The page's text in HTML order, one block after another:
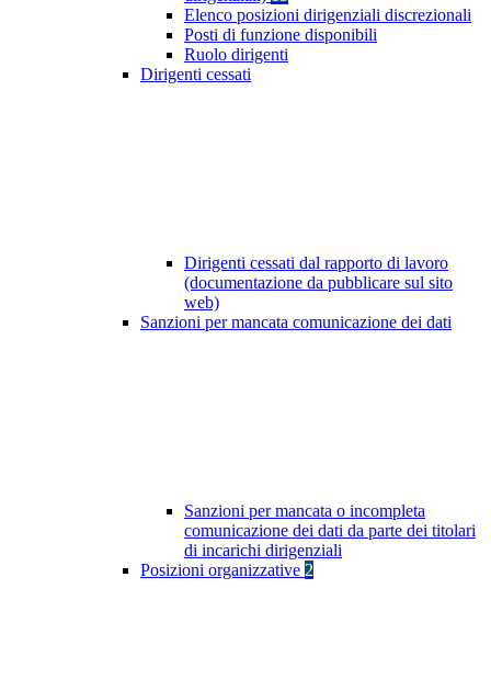
Elenco posizioni dirigenziali discrezionali
Posti di funzione disponibili
Ruolo dirigenti
Dirigenti cessati
Dirigenti cessati dal rapporto di lavoro
(documentazione da pubblicare sul sito
web)
Sanzioni per mancata comunicazione dei dati
Sanzioni per mancata o incompleta
comunicazione dei dati da parte dei titolari
di incarichi dirigenziali
Posizioni organizzative 2